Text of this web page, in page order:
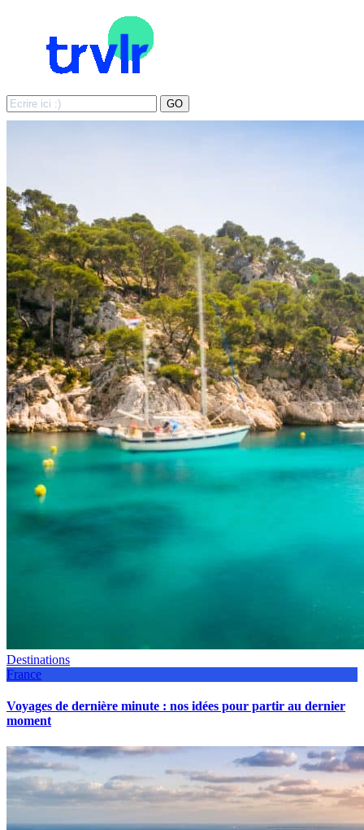
Search
for:
GO
Destinations
France
Voyages de dernière minute : nos idées pour partir au dernier
moment